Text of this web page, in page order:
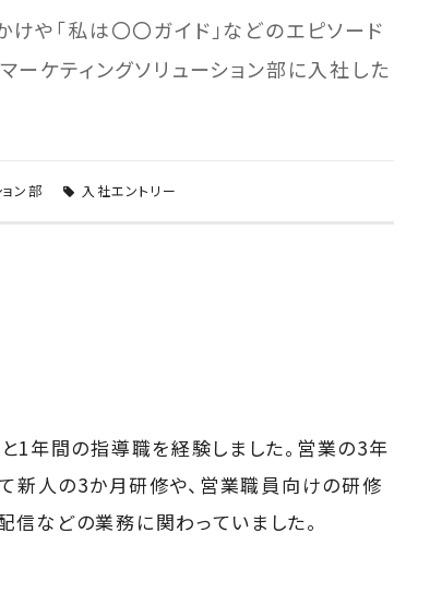
や「私は〇〇ガイド」などのエピソード
ーケティングソリューション部に入社した
ン部 入社エントリー
1年間の指導職を経験しました。営業の3年
新人の3か月研修や、営業職員向けの研修
などの業務に関わっていました。